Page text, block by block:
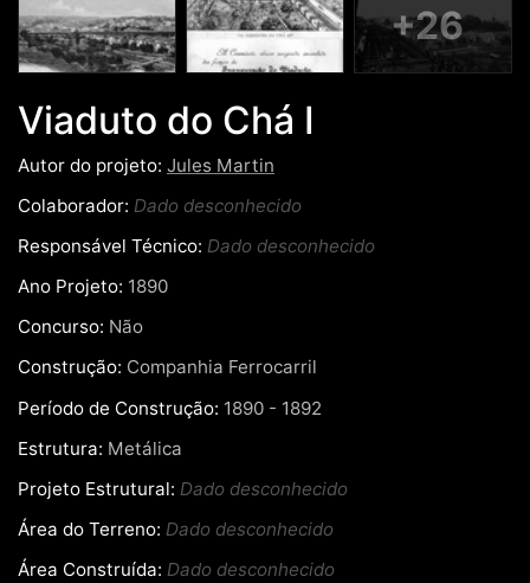
+26
Viaduto do Chá I
Autor do projeto: Jules Martin
Colaborador: Dado desconhecido
Responsável Técnico: Dado desconhecido
Ano Projeto: 1890
Concurso: Não
Construção: Companhia Ferrocarril
Período de Construção: 1890 - 1892
Estrutura: Metálica
Projeto Estrutural: Dado desconhecido
Área do Terreno: Dado desconhecido
Área Construída: Dado desconhecido